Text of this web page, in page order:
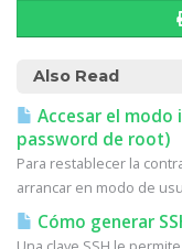
Also Read
Accesar el modo
password de root)
Para restablecer la
arrancar en modo de
Cómo generar